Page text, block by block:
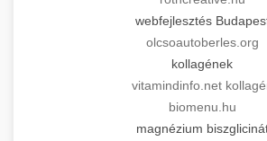
webfejlesztés
olcsoautoberles.org
kollagének
vitamindinfo.net
biomenu.hu
magnézium